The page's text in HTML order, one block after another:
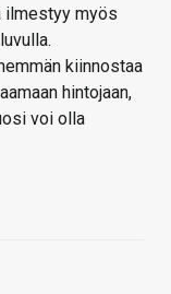
ilmestyy myös
kiinnostaa
hintojaan,
voi olla